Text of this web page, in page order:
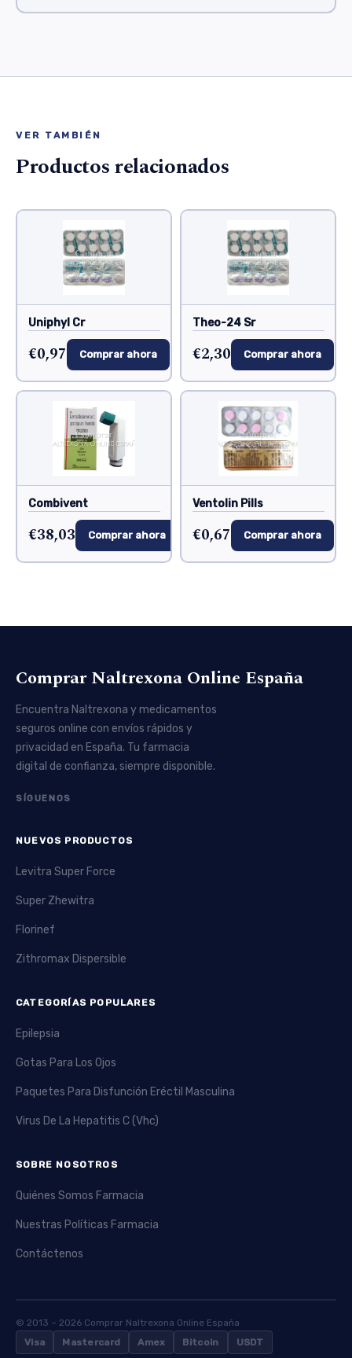
VER TAMBIÉN
Productos relacionados
Uniphyl Cr
€0,97 Comprar ahora
Theo-24 Sr
€2,30 Comprar ahora
Combivent
€38,03 Comprar ahora
Ventolin Pills
€0,67 Comprar ahora
Comprar Naltrexona Online España
Encuentra Naltrexona y medicamentos
seguros online con envíos rápidos y
privacidad en España. Tu farmacia
digital de confianza, siempre disponible.
SÍGUENOS
NUEVOS PRODUCTOS
Levitra Super Force
Super Zhewitra
Florinef
Zithromax Dispersible
CATEGORÍAS POPULARES
Epilepsia
Gotas Para Los Ojos
Paquetes Para Disfunción Eréctil Masculina
Virus De La Hepatitis C (Vhc)
SOBRE NOSOTROS
Quiénes Somos Farmacia
Nuestras Políticas Farmacia
Contáctenos
© 2013 – 2026 Comprar Naltrexona Online España
Visa
Mastercard Amex Bitcoin
USDT